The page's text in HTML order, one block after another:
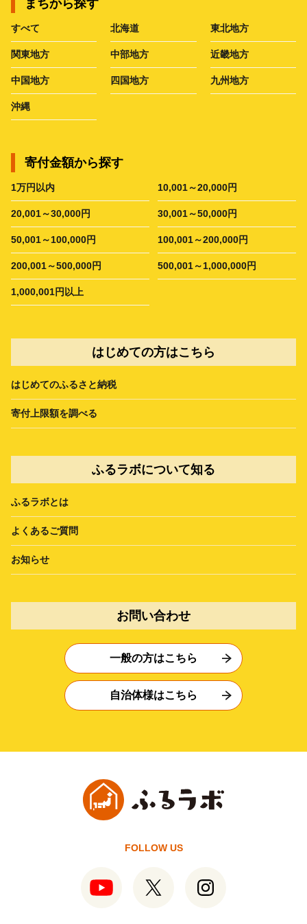
まちから探す
すべて 北海道 東北地方
関東地方 中部地方 近畿地方
中国地方 四国地方 九州地方
沖縄
寄付金額から探す
1万円以内 10,001～20,000円
20,001～30,000円 30,001～50,000円
50,001～100,000円 100,001～200,000円
200,001～500,000円 500,001～1,000,000円
1,000,001円以上
はじめての方はこちら
はじめてのふるさと納税
寄付上限額を調べる
ふるラボについて知る
ふるラボとは
よくあるご質問
お知らせ
お問い合わせ
一般の方はこちら
自治体様はこちら
FOLLOW US